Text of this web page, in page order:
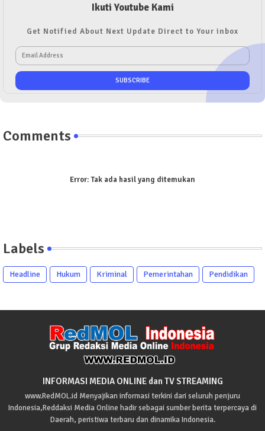
Ikuti Youtube Kami
Get Notified About Next Update Direct to Your inbox
Comments
Error:Tak ada hasil yang ditemukan
Labels
Headline Hukum Kriminal Pemerintahan Pendidikan
INFORMASI MEDIA ONLINE dan TV STREAMING
www.RedMOL.id Menyajikan informasi terkini dari seluruh penjuru
Indonesia,Reddaksi Media Online hadir sebagai sumber berita terpercaya di
Daerah, peristiwa terbaru dan dinamika Indonesia.